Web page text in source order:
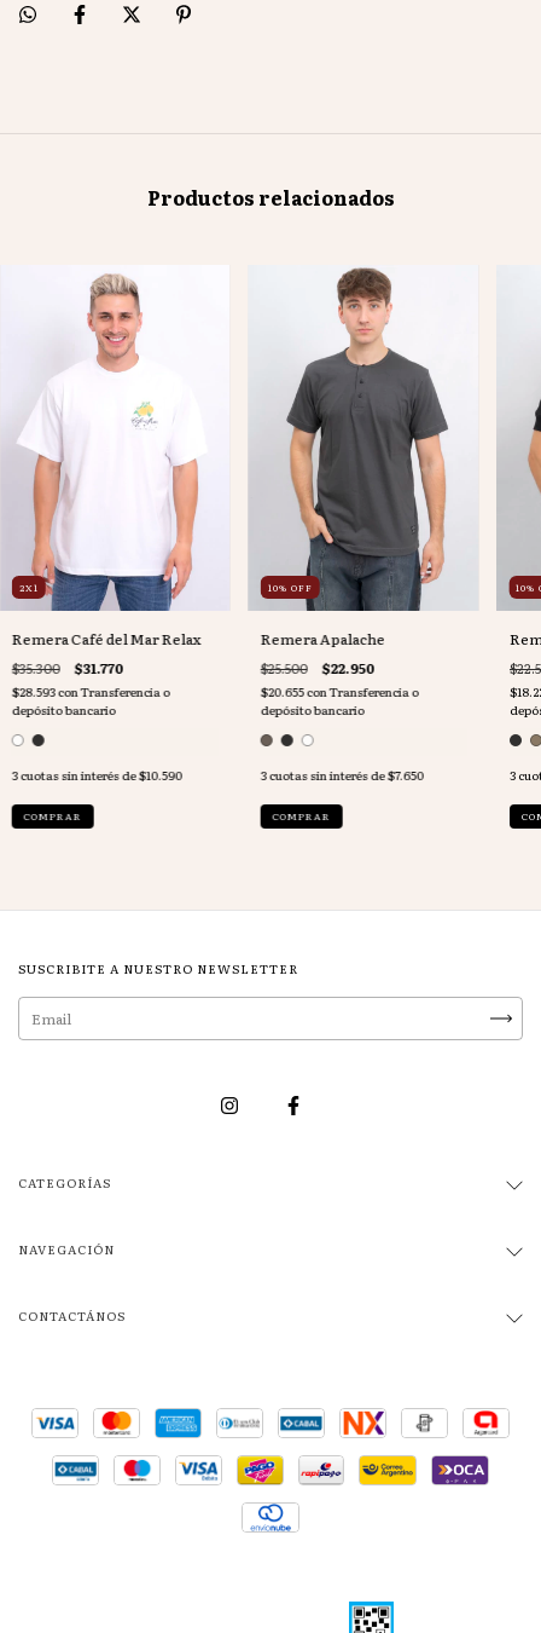
Productos relacionados
2X1
Remera Café del Mar Relax
$35.300 $31.770
$28.593conTransferencia o
depósito bancario
3cuotas sin interés de$10.590
COMPRAR
10% OFF
Remera Apalache
$25.500 $22.950
$20.655conTransferencia o
depósito bancario
3cuotas sin interés de$7.650
COMPRAR
10%
3
SUSCRIBITE A NUESTRO NEWSLETTER
CATEGORÍAS
NAVEGACIÓN
CONTACTÁNOS